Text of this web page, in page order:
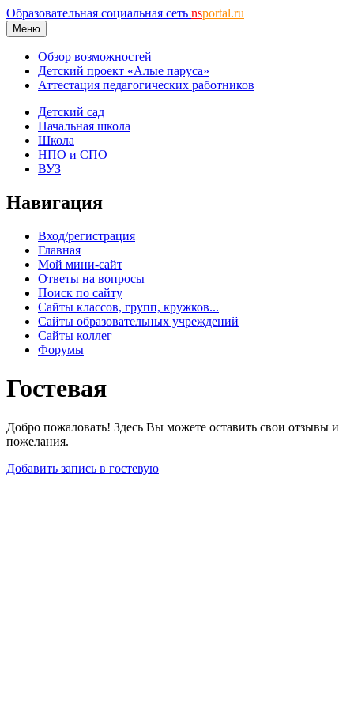
Образовательная социальная сеть nsportal.ru
Меню
Обзор возможностей
Детский проект «Алые паруса»
Аттестация педагогических работников
Детский сад
Начальная школа
Школа
НПО и СПО
ВУЗ
Навигация
Вход/регистрация
Главная
Мой мини-сайт
Ответы на вопросы
Поиск по сайту
Сайты классов, групп, кружков...
Сайты образовательных учреждений
Сайты коллег
Форумы
Гостевая
Добро пожаловать! Здесь Вы можете оставить свои отзывы и
пожелания.
Добавить запись в гостевую